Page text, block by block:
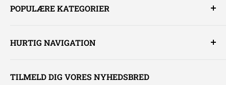
rengøringsløsninger og maskiner til erhvervskunder,
POPULÆRE KATEGORIER
Gulvvaskemaskiner
Måtter
HURTIG NAVIGATION
Handelsbetingelser erhverv
TILMELD DIG VORES NYHEDSBRED